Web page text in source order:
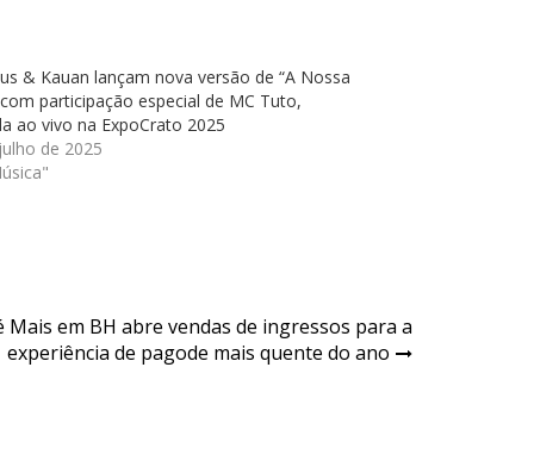
& Kauan lançam nova versão de “A Nossa
participação especial de MC Tuto,
ao vivo na ExpoCrato 2025
de 2025
em BH abre vendas de ingressos para a
experiência de pagode mais quente do ano